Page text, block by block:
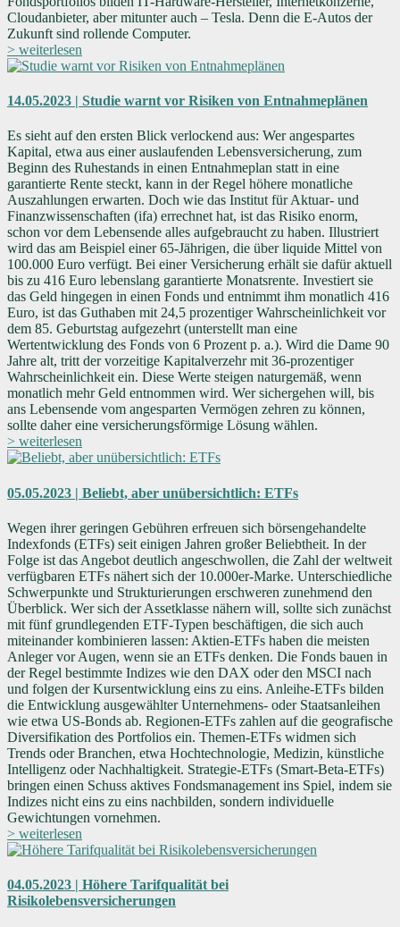
Cloudanbieter, aber mitunter auch – Tesla. Denn die E-Autos der
Zukunft sind rollende Computer.
> weiterlesen
14.05.2023 | Studie warnt vor Risiken von Entnahmeplänen
Es sieht auf den ersten Blick verlockend aus: Wer angespartes
Kapital, etwa aus einer auslaufenden Lebensversicherung, zum
Beginn des Ruhestands in einen Entnahmeplan statt in eine
garantierte Rente steckt, kann in der Regel höhere monatliche
Auszahlungen erwarten. Doch wie das Institut für Aktuar- und
Finanzwissenschaften (ifa) errechnet hat, ist das Risiko enorm,
schon vor dem Lebensende alles aufgebraucht zu haben. Illustriert
wird das am Beispiel einer 65-Jährigen, die über liquide Mittel von
100.000 Euro verfügt. Bei einer Versicherung erhält sie dafür aktuell
bis zu 416 Euro lebenslang garantierte Monatsrente. Investiert sie
das Geld hingegen in einen Fonds und entnimmt ihm monatlich 416
Euro, ist das Guthaben mit 24,5 prozentiger Wahrscheinlichkeit vor
dem 85. Geburtstag aufgezehrt (unterstellt man eine
Wertentwicklung des Fonds von 6 Prozent p. a.). Wird die Dame 90
Jahre alt, tritt der vorzeitige Kapitalverzehr mit 36-prozentiger
Wahrscheinlichkeit ein. Diese Werte steigen naturgemäß, wenn
monatlich mehr Geld entnommen wird. Wer sichergehen will, bis
ans Lebensende vom angesparten Vermögen zehren zu können,
sollte daher eine versicherungsförmige Lösung wählen.
> weiterlesen
05.05.2023 | Beliebt, aber unübersichtlich: ETFs
Wegen ihrer geringen Gebühren erfreuen sich börsengehandelte
Indexfonds (ETFs) seit einigen Jahren großer Beliebtheit. In der
Folge ist das Angebot deutlich angeschwollen, die Zahl der weltweit
verfügbaren ETFs nähert sich der 10.000er-Marke. Unterschiedliche
Schwerpunkte und Strukturierungen erschweren zunehmend den
Überblick. Wer sich der Assetklasse nähern will, sollte sich zunächst
mit fünf grundlegenden ETF-Typen beschäftigen, die sich auch
miteinander kombinieren lassen: Aktien-ETFs haben die meisten
Anleger vor Augen, wenn sie an ETFs denken. Die Fonds bauen in
der Regel bestimmte Indizes wie den DAX oder den MSCI nach
und folgen der Kursentwicklung eins zu eins. Anleihe-ETFs bilden
die Entwicklung ausgewählter Unternehmens- oder Staatsanleihen
wie etwa US-Bonds ab. Regionen-ETFs zahlen auf die geografische
Diversifikation des Portfolios ein. Themen-ETFs widmen sich
Trends oder Branchen, etwa Hochtechnologie, Medizin, künstliche
Intelligenz oder Nachhaltigkeit. Strategie-ETFs (Smart-Beta-ETFs)
bringen einen Schuss aktives Fondsmanagement ins Spiel, indem sie
Indizes nicht eins zu eins nachbilden, sondern individuelle
Gewichtungen vornehmen.
> weiterlesen
04.05.2023 | Höhere Tarifqualität bei
Risikolebensversicherungen